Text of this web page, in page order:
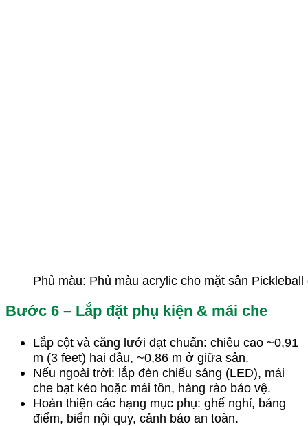
Phủ màu: Phủ màu acrylic cho mặt sân
Bước 6 – Lắp đặt phụ kiện & mái che
Lắp cột và căng lưới đạt chuẩn: chiều cao ~0,91
m (3 feet) hai đầu, ~0,86 m ở giữa sân.
Nếu ngoài trời: lắp đèn chiếu sáng (LED), mái
che bạt kéo hoặc mái tôn, hàng rào bảo vệ.
Hoàn thiện các hạng mục phụ: ghế nghỉ, bảng
điểm, biển nội quy, cảnh báo an toàn.